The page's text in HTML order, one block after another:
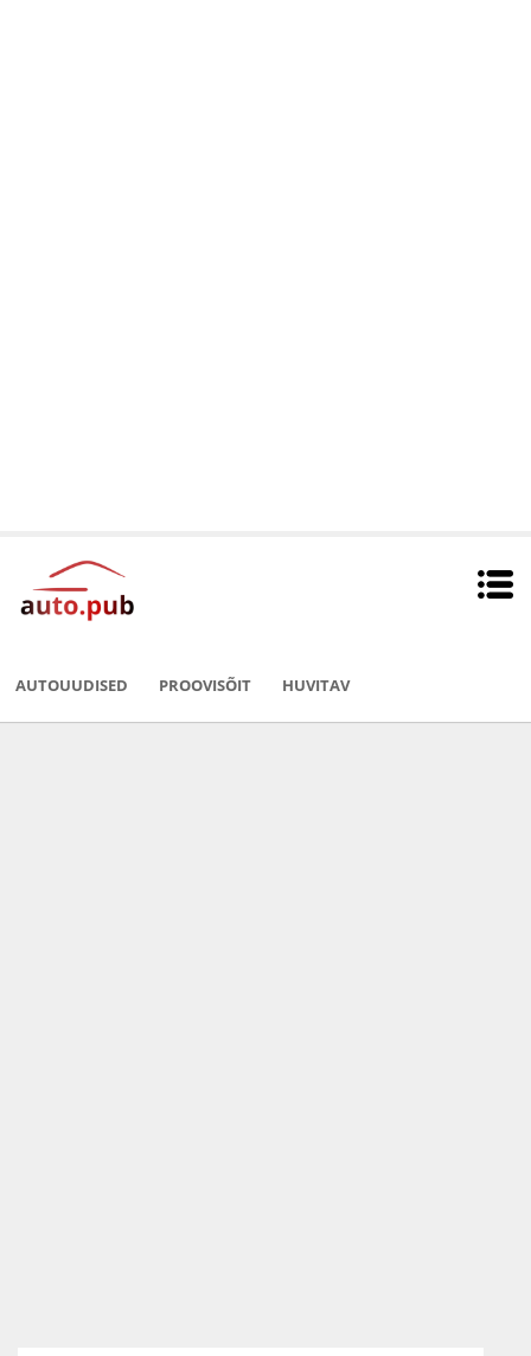
AUTOUUDISED PROOVISÕIT HUVITAV